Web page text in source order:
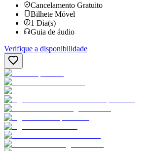
Cancelamento Gratuito
Bilhete Móvel
1 Dia(s)
Guia de áudio
Verifique a disponibilidade